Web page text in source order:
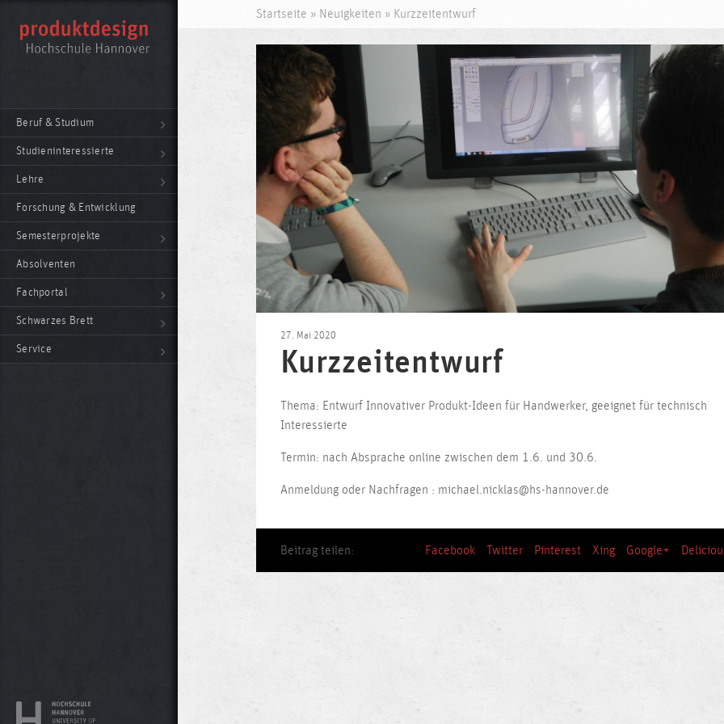
Beruf & Studium
Studieninteressierte
Lehre
Forschung & Entwicklung
Semesterprojekte
Absolventen
Fachportal
Schwarzes Brett
Service
Startseite » Neuigkeiten » Kurzzeitentwurf
27. Mai 2020
Kurzzeitentwurf
Thema: Entwurf Innovativer Produkt-Ideen für Handwerker, geeignet für technisch
Interessierte
Termin: nach Absprache online zwischen dem 1.6. und 30.6.
Anmeldung oder Nachfragen : michael.nicklas@hs-hannover.de
Beitrag teilen: Facebook Twitter Pinterest Xing Google+